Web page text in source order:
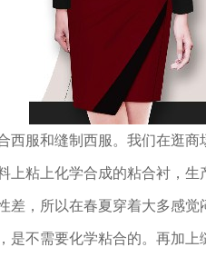
西服和缝制西服。我们在逛
上粘上化学合成的粘合衬，
差，所以在春夏穿着大多感
是不需要化学粘合的。再加